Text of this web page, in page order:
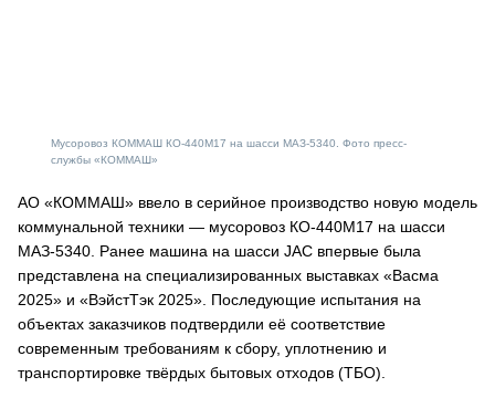
Мусоровоз КОММАШ КО-440M17 на шасси МАЗ-5340. Фото пресс-
службы «КОММАШ»
АО «КОММАШ» ввело в серийное производство новую модель
коммунальной техники — мусоровоз КО-440M17 на шасси
МАЗ-5340. Ранее машина на шасси JAC впервые была
представлена на специализированных выставках «Васма
2025» и «ВэйстТэк 2025». Последующие испытания на
объектах заказчиков подтвердили её соответствие
современным требованиям к сбору, уплотнению и
транспортировке твёрдых бытовых отходов (ТБО).